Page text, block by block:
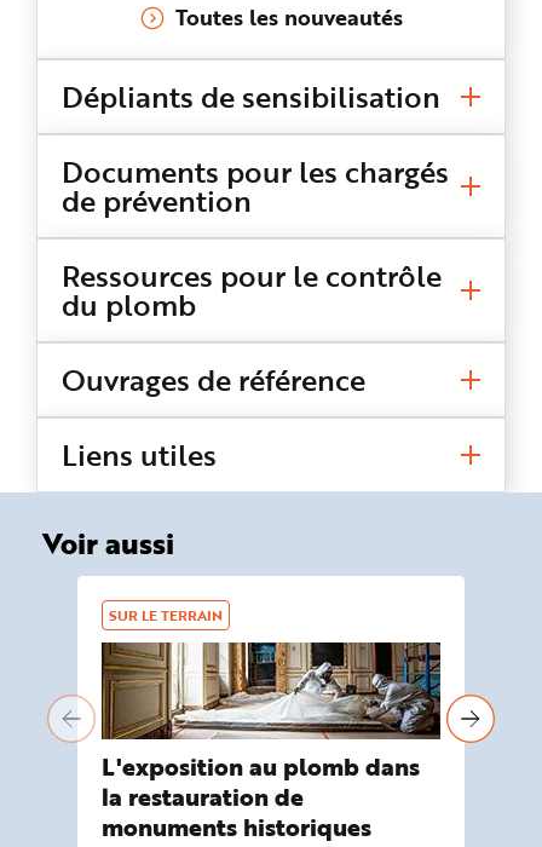
c’est la première étape pour mettre
Toutes les nouveautés
Dépliants de sensibilisation
Documents pour les chargés
de prévention
Ressources pour le contrôle
du plomb
Ouvrages de référence
Liens utiles
Voir aussi
SUR LE TERRAIN
L'exposition au plomb dans
la restauration de
monuments historiques